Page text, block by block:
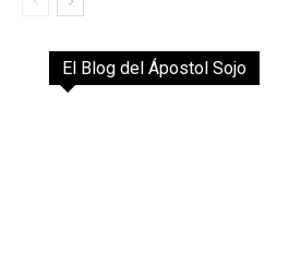
El Blog del Ápostol Sojo